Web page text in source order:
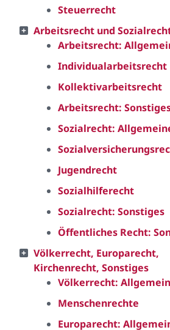
Steuerrecht
Arbeitsrecht und
Arbeitsrecht:
Individualarbeitsrecht
Kollektivarbeitsrecht
Arbeitsrecht:
Sozialrecht:
Jugendrecht
Sozialhilferecht
Sozialrecht: Sonstiges
Öffentliches Recht:
Völkerrecht, Europarecht,
Kirchenrecht, Sonstiges
Völkerrecht:
Menschenrechte
Europarecht: